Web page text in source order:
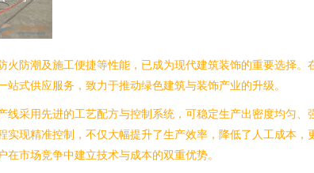
防潮及施工便捷等性能，已成为现代建筑装饰的重要选择。
式供应服务，致力于推动绿色建筑与装饰产业的升级。
采用先进的工艺配方与控制系统，可稳定生产出密度均匀、
现精准控制，不仅大幅提升了生产效率，降低了人工成本，
市场竞争中建立技术与成本的双重优势。